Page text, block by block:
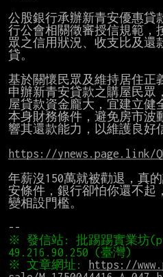
公股銀行承辦新青安優惠貸
行公會相關徵審授信規範，
眾之信用狀況、收支比及還
貸。
基於關懷民眾及維持居住正
申辦新青安貸款之購屋民眾
屋貸款資金龐大，宜建立健
本身財務條件，避免房市波
響其還款能力，以維護良好
https://ynews.page.link/
年薪沒150萬就被勸退，真
安條件，銀行卻怕你還不起
變相設門檻。
※ 發信站: 批踢踢實業坊
※ 文章網址:
https://